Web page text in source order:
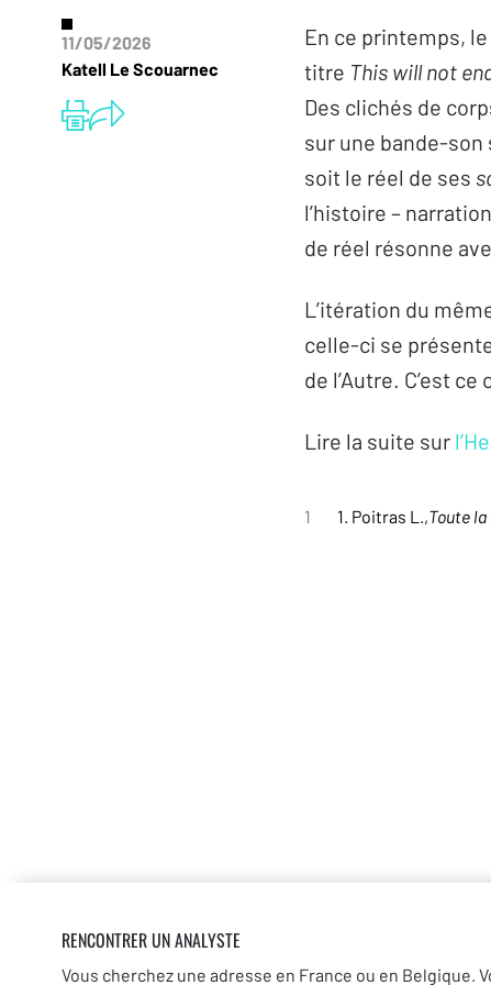
11/05/2026
Katell Le Scouarnec
En ce printemps,
titre This will not
Des clichés de
sur une bande-
soit le réel de ses
l’histoire –
de réel résonne
L’itération du
celle-ci se
de l’Autre. C’est
Lire la suite sur
1 1. Poitras L.,Toute
RENCONTRER UN ANALYSTE
Vous cherchez une adresse en France ou en Belgique.